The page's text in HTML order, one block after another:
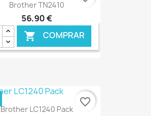
Brother TN2410
56,90 €
 COMPRAR
€ ONLINE
Brother LC1240 Pack
favorite_border